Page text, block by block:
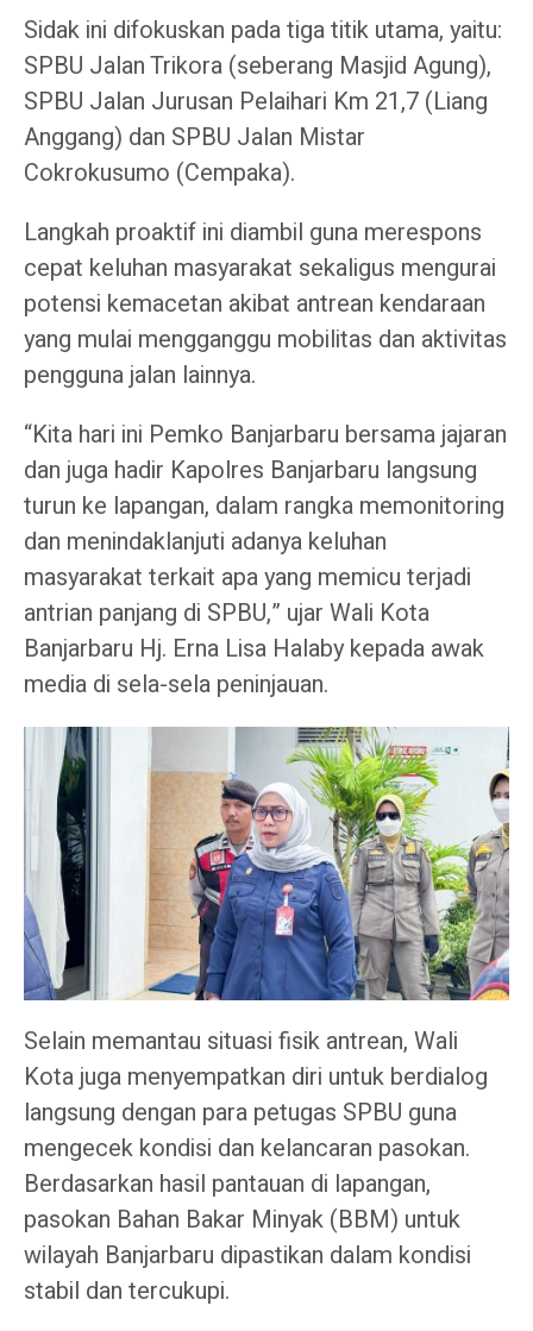
Sidak ini difokuskan pada tiga titik utama, yaitu:
SPBU Jalan Trikora (seberang Masjid Agung),
SPBU Jalan Jurusan Pelaihari Km 21,7 (Liang
Anggang) dan SPBU Jalan Mistar
Cokrokusumo (Cempaka).
Langkah proaktif ini diambil guna merespons
cepat keluhan masyarakat sekaligus mengurai
potensi kemacetan akibat antrean kendaraan
yang mulai mengganggu mobilitas dan aktivitas
pengguna jalan lainnya.
“Kita hari ini Pemko Banjarbaru bersama jajaran
dan juga hadir Kapolres Banjarbaru langsung
turun ke lapangan, dalam rangka memonitoring
dan menindaklanjuti adanya keluhan
masyarakat terkait apa yang memicu terjadi
antrian panjang di SPBU,” ujar Wali Kota
Banjarbaru Hj. Erna Lisa Halaby kepada awak
media di sela-sela peninjauan.
Selain memantau situasi fisik antrean, Wali
Kota juga menyempatkan diri untuk berdialog
langsung dengan para petugas SPBU guna
mengecek kondisi dan kelancaran pasokan.
Berdasarkan hasil pantauan di lapangan,
pasokan Bahan Bakar Minyak (BBM) untuk
wilayah Banjarbaru dipastikan dalam kondisi
stabil dan tercukupi.